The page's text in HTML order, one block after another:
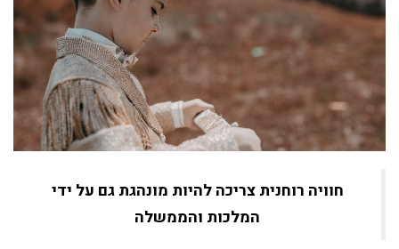
חוויה רוחנית צריכה להיות מונהגת גם על ידי
המלכות והממשלה